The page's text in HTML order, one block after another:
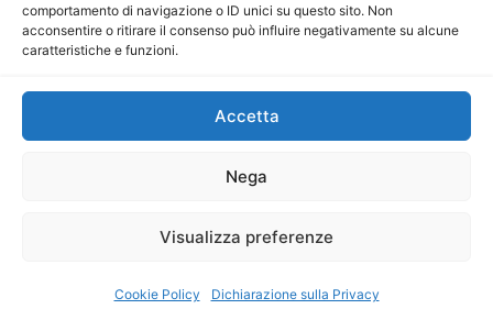
comportamento di navigazione o ID unici su questo sito. Non
acconsentire o ritirare il consenso può influire negativamente su alcune
caratteristiche e funzioni.
Accetta
Nega
Visualizza preferenze
Cookie Policy Dichiarazione sulla Privacy
Direttore Responsabile: Maria Calabrese
P.IVA: 06334930820
Mercurio Comunicazione Società Cooperativa a r.l. è
iscritta al Registro degli Operatori di Comunicazione al
Sito gestito daLa Digitale srl–info@ladigitale.it